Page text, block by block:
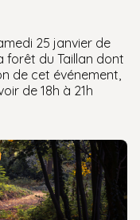
25 janvier de
forêt du Taillan dont
de cet événement,
de 18h à 21h